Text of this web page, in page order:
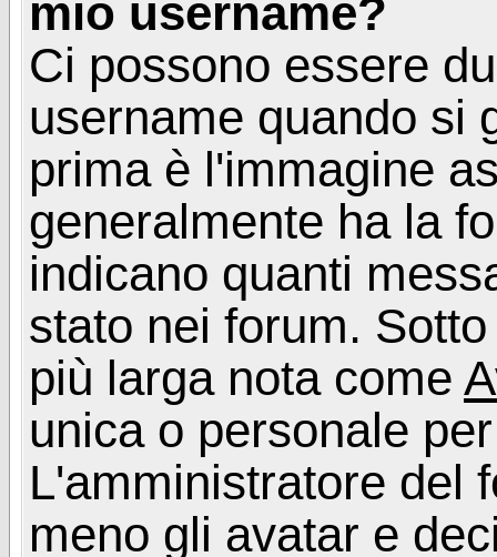
mio username?
Ci possono essere
username quando si
prima è l'immagine
generalmente ha la
indicano quanti
stato nei forum.
più larga nota come
unica o personale
L'amministratore del
meno gli avatar e